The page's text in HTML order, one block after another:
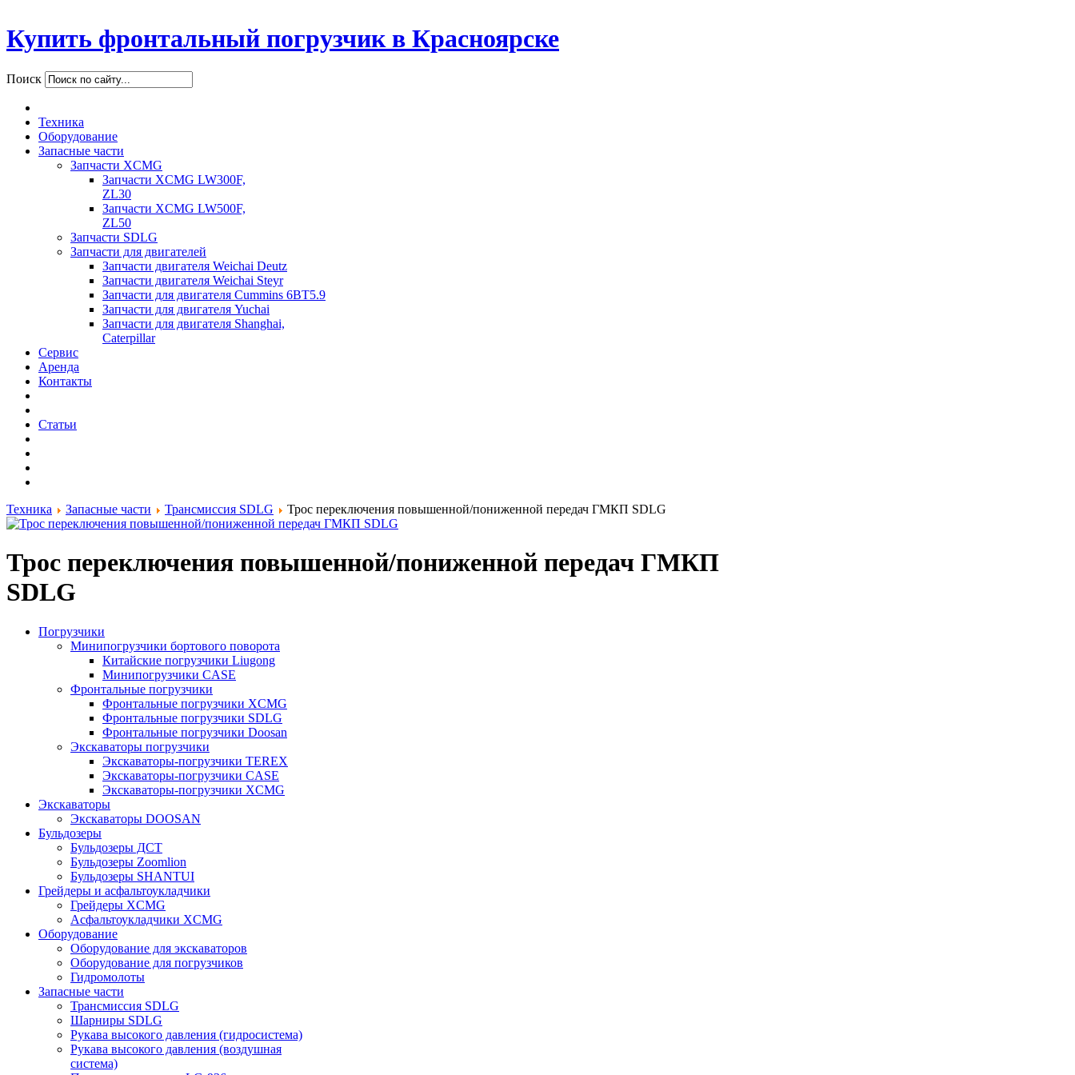
Купить фронтальный погрузчик в Красноярске
Поиск
Техника
Оборудование
Запасные части
Запчасти XCMG
Запчасти XCMG LW300F,
ZL30
Запчасти XCMG LW500F,
ZL50
Запчасти SDLG
Запчасти для двигателей
Запчасти двигателя Weichai Deutz
Запчасти двигателя Weichai Steyr
Запчасти для двигателя Cummins 6BT5.9
Запчасти для двигателя Yuchai
Запчасти для двигателя Shanghai,
Caterpillar
Сервис
Аренда
Контакты
Статьи
Техника Запасные части Трансмиссия SDLG Трос переключения повышенной/пониженной передач ГМКП SDLG
Трос переключения повышенной/пониженной передач ГМКП
SDLG
Погрузчики
Минипогрузчики бортового поворота
Китайские погрузчики Liugong
Минипогрузчики CASE
Фронтальные погрузчики
Фронтальные погрузчики XCMG
Фронтальные погрузчики SDLG
Фронтальные погрузчики Doosan
Экскаваторы погрузчики
Экскаваторы-погрузчики TEREX
Экскаваторы-погрузчики CASE
Экскаваторы-погрузчики XCMG
Экскаваторы
Экскаваторы DOOSAN
Бульдозеры
Бульдозеры ДСТ
Бульдозеры Zoomlion
Бульдозеры SHANTUI
Грейдеры и асфальтоукладчики
Грейдеры XCMG
Асфальтоукладчики XCMG
Оборудование
Оборудование для экскаваторов
Оборудование для погрузчиков
Гидромолоты
Запасные части
Трансмиссия SDLG
Шарниры SDLG
Рукава высокого давления (гидросистема)
Рукава высокого давления (воздушная
система)